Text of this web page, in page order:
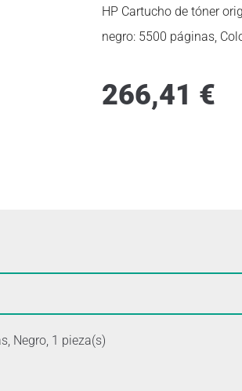
HP Cartucho de tóner
negro: 5500 páginas,
266,41 €
Negro, 1 pieza(s)